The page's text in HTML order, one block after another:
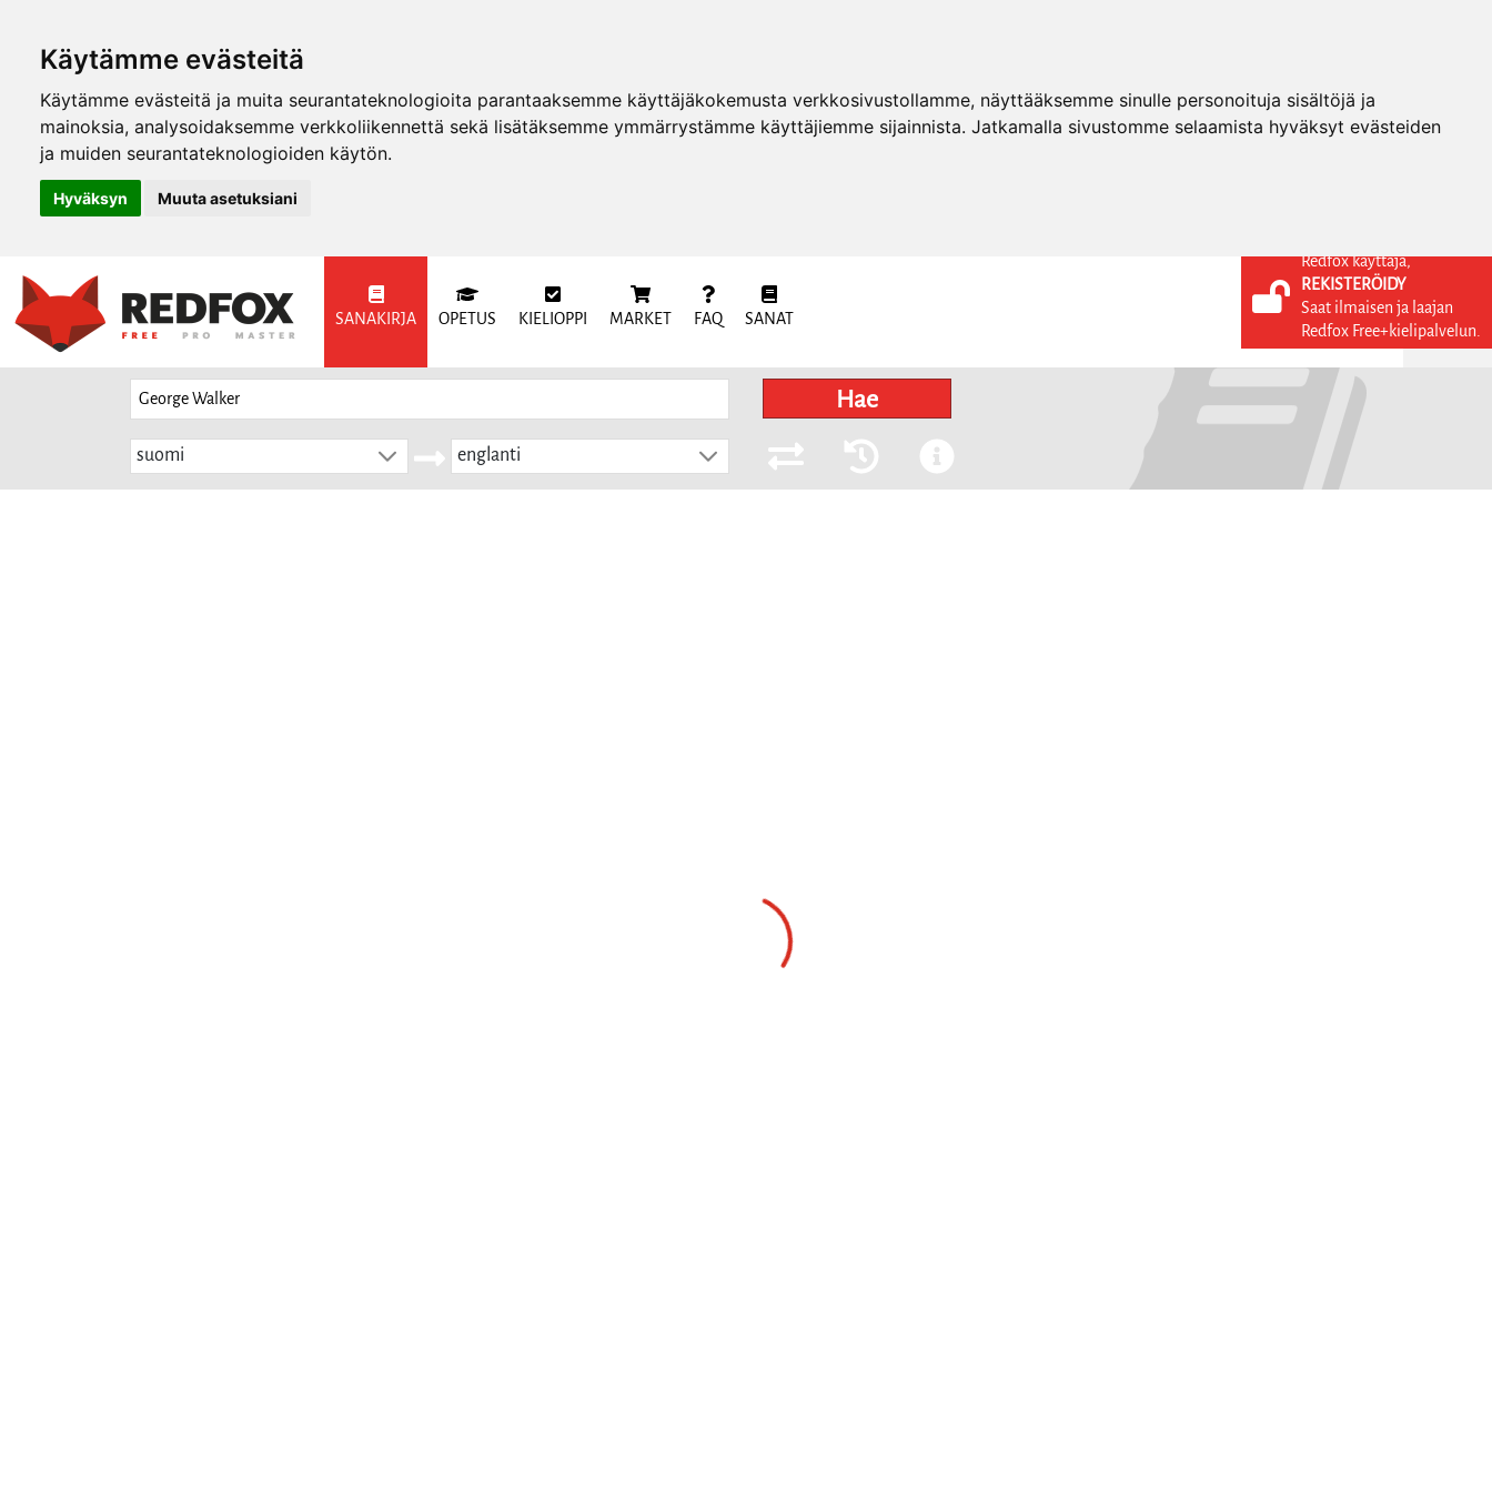
Käytämme evästeitä
Käytämme evästeitä ja muita seurantateknologioita parantaaksemme käyttäjäkokemusta verkkosivustollamme, näyttääksemme sinulle personoituja sisältöjä ja
mainoksia, analysoidaksemme verkkoliikennettä sekä lisätäksemme ymmärrystämme käyttäjiemme sijainnista. Jatkamalla sivustomme selaamista hyväksyt evästeiden
ja muiden seurantateknologioiden käytön.
Hyväksyn Muuta asetuksiani
SANAKIRJA OPETUS KIELIOPPI MARKET FAQ SANAT
KIRJAUDU SISÄÄN
REKISTERÖIDY
Hae
suomi englanti
Redfox käyttäjä,
REKISTERÖIDY
Saat ilmaisen ja laajan
Redfox Free+kielipalvelun.